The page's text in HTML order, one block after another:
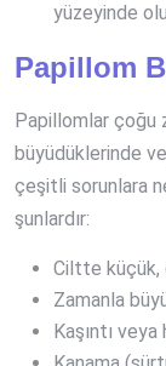
yüzeyinde
Papillom
Papillomlar çoğu
büyüdüklerinde
çeşitli sorunlara
şunlardır:
Ciltte küçük,
Zamanla
Kaşıntı